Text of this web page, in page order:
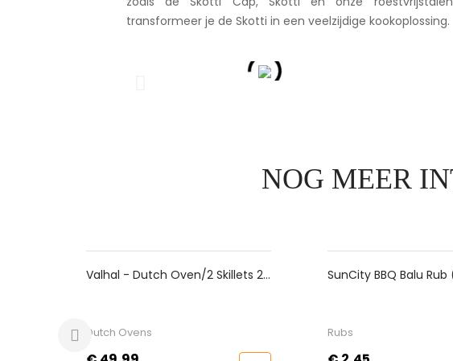
transformeer je de Skotti in een veelzijdige kookoplossing.
NOG MEER
SunCity BBQ Balu Rub (50gr)
Rubs
Fikki Outdoor Oven -
Buitenhaarden